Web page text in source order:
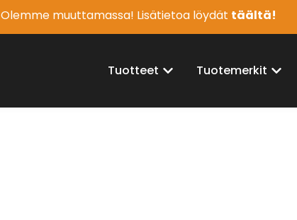
Olemme muuttamassa! Lisätietoa löydät täältä!
Tuotteet Tuotemerkit